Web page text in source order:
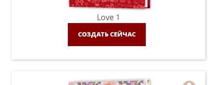
Love 1
СОЗДАТЬ СЕЙЧАС